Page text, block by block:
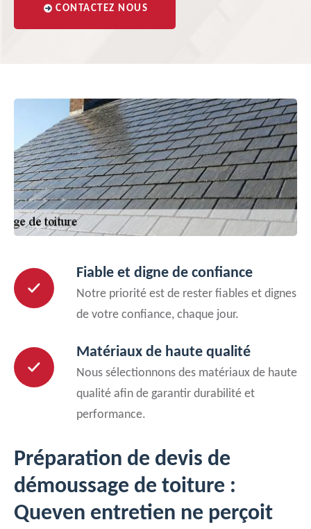
CONTACTEZ NOUS
Fiable et digne de confiance
Notre priorité est de rester fiables et dignes
de votre confiance, chaque jour.
Matériaux de haute qualité
Nous sélectionnons des matériaux de haute
qualité afin de garantir durabilité et
performance.
Préparation de devis de
démoussage de toiture :
Queven entretien ne perçoit